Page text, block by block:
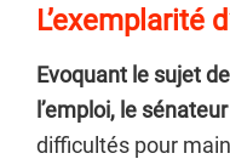
L’exemplarité
Evoquant le sujet
l’emploi, le
difficultés pour